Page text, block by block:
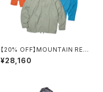
【20% OFF】MOUNTAIN RES
EARCH / COACH SHIRT
¥28,160